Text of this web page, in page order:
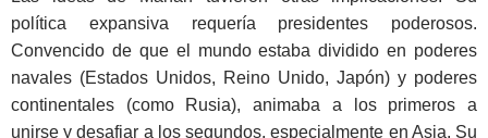
política expansiva requería presidentes poderosos.
Convencido de que el mundo estaba dividido en poderes
navales (Estados Unidos, Reino Unido, Japón) y poderes
continentales (como Rusia), animaba a los primeros a
unirse y desafiar a los segundos, especialmente en Asia. Su